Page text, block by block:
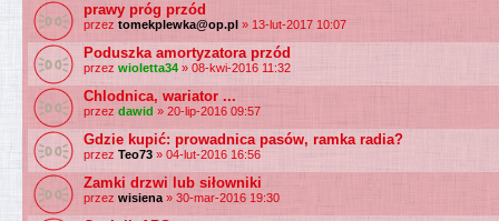
prawy próg przód
przez tomekplewka@op.pl » 13-lut-2017 10:07
Poduszka amortyzatora przód
przez wioletta34 » 08-kwi-2016 11:32
Chlodnica, wariator ...
przez dawid » 20-lip-2016 09:57
Gdzie kupić: prowadnica pasów, ramka radia?
przez Teo73 » 04-lut-2016 16:56
Zamki drzwi lub siłowniki
przez wisiena » 30-mar-2016 19:30